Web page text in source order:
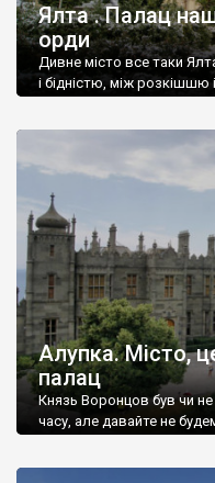
Ялта . Палац
орди
Дивне місто все таки
і бідністю, між розкішшю
Алупка. Місто,
палац
Князь Воронцов був чи
часу, але давайте не